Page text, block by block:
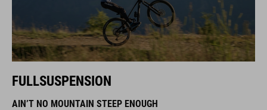
FULLSUSPENSION
AIN’T NO MOUNTAIN STEEP ENOUGH